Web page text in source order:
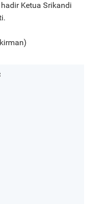
Ketua Srikandi